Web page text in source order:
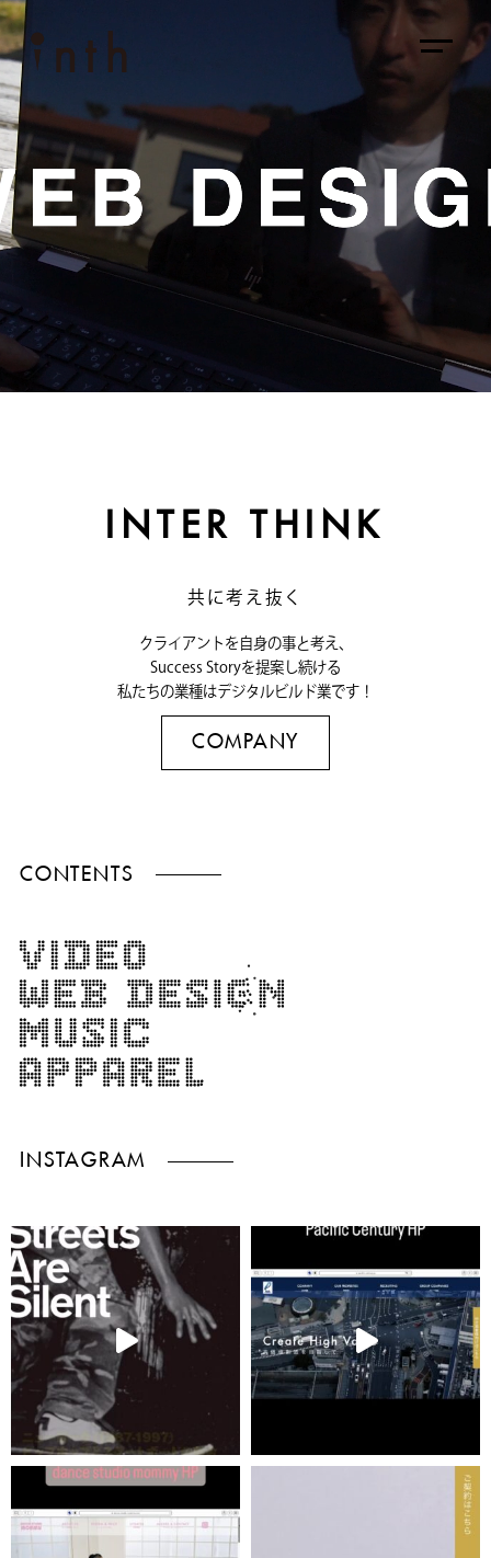
INTER THINK
共に考え抜く
クライアントを自身の事と考え、
Success Storyを提案し続ける
私たちの業種はデジタルビルド業です！
COMPANY
CONTENTS
INSTAGRAM